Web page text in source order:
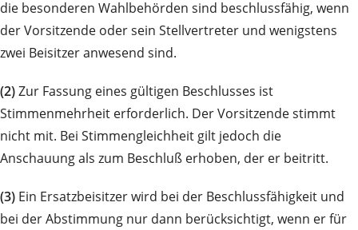
die besonderen Wahlbehörden sind beschlussfähig, wenn
der Vorsitzende oder sein Stellvertreter und wenigstens
zwei Beisitzer anwesend sind.
(2)Zur Fassung eines gültigen Beschlusses ist
Stimmenmehrheit erforderlich. Der Vorsitzende stimmt
nicht mit. Bei Stimmengleichheit gilt jedoch die
Anschauung als zum Beschluß erhoben, der er beitritt.
(3) Ein Ersatzbeisitzer wird bei der Beschlussfähigkeit und
bei der Abstimmung nur dann berücksichtigt, wenn er für